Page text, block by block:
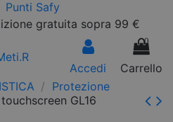
Punti Safy
gratuita sopra 99 €
Accedi
0
Carrello
Protezione
GL16